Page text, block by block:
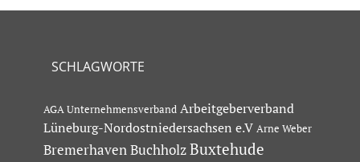
SCHLAGWORTE
AGA Unternehmensverband Arbeitgeberverband
Lüneburg-Nordostniedersachsen e.V Arne Weber
Bremerhaven Buchholz Buxtehude